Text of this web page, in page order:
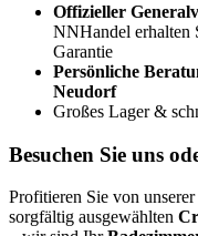
Offizieller
NNHandel erhalten
Garantie
Persönliche
Neudorf
Großes Lager &
Besuchen Sie uns
Profitieren Sie von
sorgfältig ausgewählten